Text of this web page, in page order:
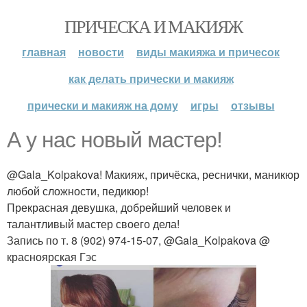
ПРИЧЕСКА И МАКИЯЖ
главная новости
виды макияжа и причесок
как делать прически и макияж
прически и макияж на дому
игры отзывы
А у нас новый мастер!
@Gala_Kolpakova! Макияж, причёска, реснички, маникюр
любой сложности, педикюр!
Прекрасная девушка, добрейший человек и
талантливый мастер своего дела!
Запись по т. 8 (902) 974-15-07, @Gala_Kolpakova @
красноярская Гэс